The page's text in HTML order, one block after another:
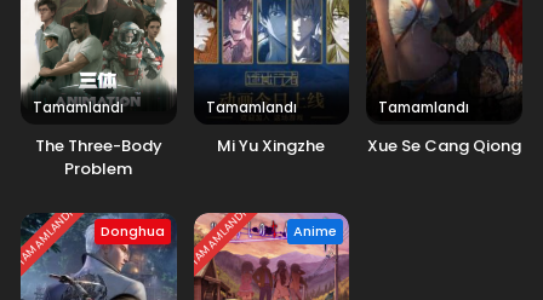
Tamamlandı
The Three-Body
Problem
Tamamlandı
Mi Yu Xingzhe
Tamamlandı
Xue Se Cang Qiong
TAMAMLANDI Donghua TAMAMLANDI Anime